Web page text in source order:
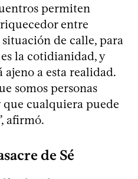
permiten
entre
de calle, para
la cotidianidad, y
ajeno a esta realidad.
somos personas
cualquiera puede
afirmó.
de Sé